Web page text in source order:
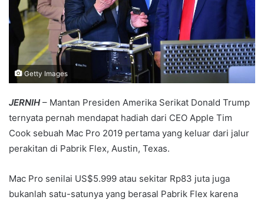
Getty Images
JERNIH – Mantan Presiden Amerika Serikat Donald Trump
ternyata pernah mendapat hadiah dari CEO Apple Tim
Cook sebuah Mac Pro 2019 pertama yang keluar dari jalur
perakitan di Pabrik Flex, Austin, Texas.
‌Mac Pro‌ senilai US$5.999 atau sekitar Rp83 juta juga
bukanlah satu-satunya yang berasal Pabrik Flex karena